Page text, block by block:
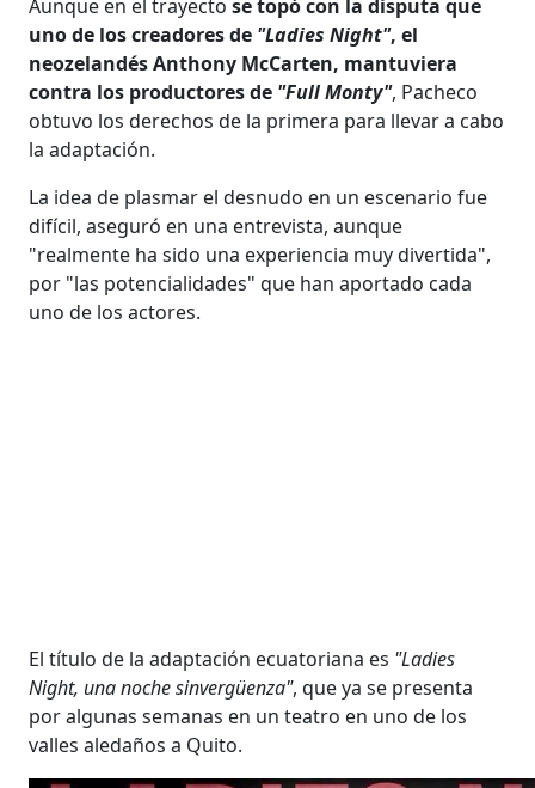
Aunque en el trayectose topó con la disputa que
uno de los creadores de "Ladies Night", el
neozelandés Anthony McCarten, mantuviera
contra los productores de "Full Monty", Pacheco
obtuvo los derechos de la primera para llevar a cabo
la adaptación.
La idea de plasmar el desnudo en un escenario fue
difícil, aseguró en una entrevista, aunque
"realmente ha sido una experiencia muy divertida",
por "las potencialidades" que han aportado cada
uno de los actores.
El título de la adaptación ecuatoriana es "Ladies
Night, una noche sinvergüenza", que ya se presenta
por algunas semanas en un teatro en uno de los
valles aledaños a Quito.